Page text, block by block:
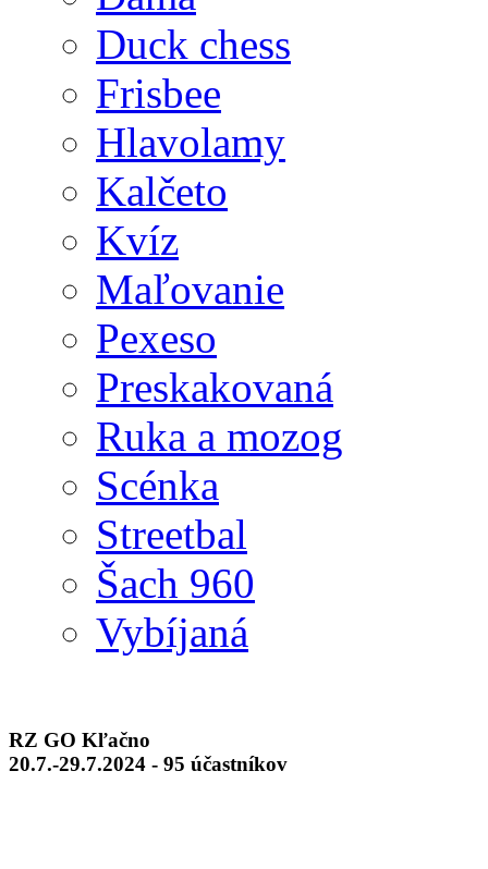
Duck chess
Frisbee
Hlavolamy
Kalčeto
Kvíz
Maľovanie
Pexeso
Preskakovaná
Ruka a mozog
Scénka
Streetbal
Šach 960
Vybíjaná
RZ GO Kľačno
20.7.-29.7.2024 - 95 účastníkov